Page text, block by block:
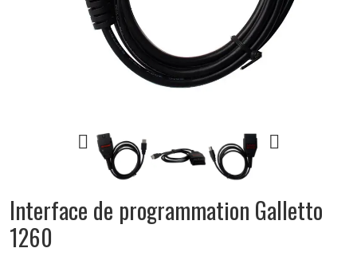
 
Interface de programmation Galletto
1260